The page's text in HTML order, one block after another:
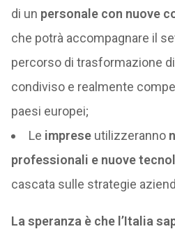
di un personale con nuove
che potrà accompagnare il
percorso di trasformazione
condiviso e realmente
paesi europei;
Le impreseutilizzeranno
professionali e nuove
cascata sulle strategie
La speranza è che l’Italia